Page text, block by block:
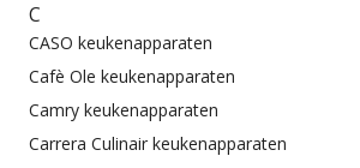
C
CASO keukenapparaten
Cafè Ole keukenapparaten
Camry keukenapparaten
Carrera Culinair keukenapparaten